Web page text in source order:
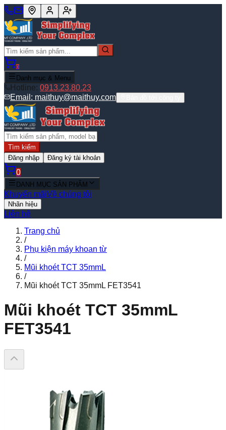
0
Danh mục & Menu
Hotline: 0913.23.80.23
Email: maithuy@maithuy.com
Tìm kiếm
Đăng nhập
Đăng ký tài khoản
0
DANH MỤC SẢN PHẨM
Khuyến mãiVề chúng tôi
Nhãn hiệu
Liên hệ
Trang chủ
/
Phụ kiện máy khoan từ
/
Mũi khoét TCT 35mmL
/
Mũi khoét TCT 35mmL FET3541
Mũi khoét TCT 35mmL
FET3541